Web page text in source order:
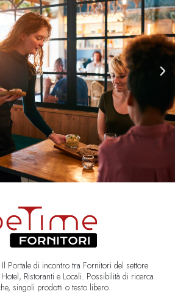
Portale di incontro tra Fornitori del settore
Ristoranti e Locali. Possibilità di ricerca
singoli prodotti o testo libero..